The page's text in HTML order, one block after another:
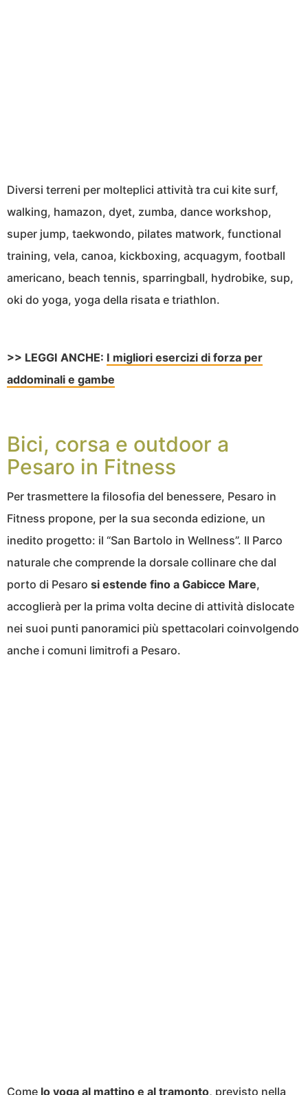
Diversi terreni per molteplici attività tra cui kite surf,
walking, hamazon, dyet, zumba, dance workshop,
super jump, taekwondo, pilates matwork, functional
training, vela, canoa, kickboxing, acquagym, football
americano, beach tennis, sparringball, hydrobike, sup,
oki do yoga, yoga della risata e triathlon.
>> LEGGI ANCHE: I migliori esercizi di forza per
addominali e gambe
Bici, corsa e outdoor a
Pesaro in Fitness
Per trasmettere la filosofia del benessere, Pesaro in
Fitness propone, per la sua seconda edizione, un
inedito progetto: il “San Bartolo in Wellness”. Il Parco
naturale che comprende la dorsale collinare che dal
porto di Pesaro si estende fino a Gabicce Mare,
accoglierà per la prima volta decine di attività dislocate
nei suoi punti panoramici più spettacolari coinvolgendo
anche i comuni limitrofi a Pesaro.
Come lo yoga al mattino e al tramonto, previsto nella